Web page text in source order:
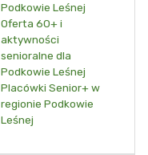
Podkowie Leśnej
Oferta 60+ i
aktywności
senioralne dla
Podkowie Leśnej
Placówki Senior+ w
regionie Podkowie
Leśnej